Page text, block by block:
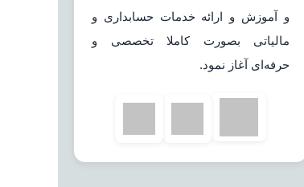
و آموزش و ارائه خدمات حسابداری و
مالیاتی بصورت کاملا تخصصی و
حرفه‌ای آغاز نمود.